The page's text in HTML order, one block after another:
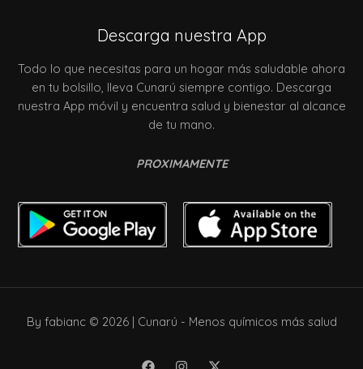
Descarga nuestra App
Todo lo que necesitas para un hogar más saludable ahora
en tu bolsillo, lleva Cunarú siempre contigo. Descarga
nuestra App móvil y encuentra salud y bienestar al alcance
de tu mano.
PROXIMAMENTE
By fabianc © 2026 | Cunarú - Menos químicos más salud